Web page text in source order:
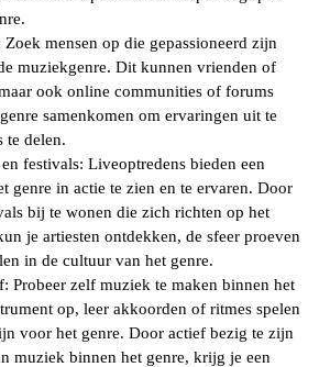
Zoek mensen op die gepassioneerd zijn
muziekgenre. Dit kunnen vrienden of
ook online communities of forums
samenkomen om ervaringen uit te
te delen.
festivals: Liveoptredens bieden een
genre in actie te zien en te ervaren. Door
bij te wonen die zich richten op het
je artiesten ontdekken, de sfeer proeven
in de cultuur van het genre.
Probeer zelf muziek te maken binnen het
op, leer akkoorden of ritmes spelen
voor het genre. Door actief bezig te zijn
muziek binnen het genre, krijg je een